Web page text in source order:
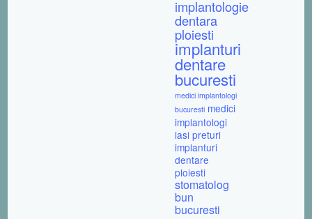
implantologie
dentara
ploiesti
implanturi
dentare
bucuresti
medici implantologi
bucuresti medici
implantologi
iasi preturi
implanturi
dentare
ploiesti
stomatolog
bun
bucuresti